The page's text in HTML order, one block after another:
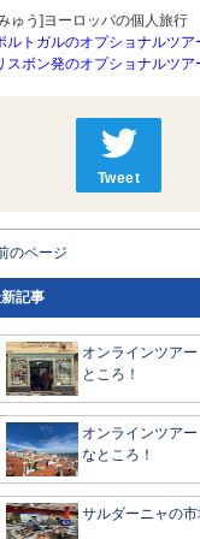
ゅう]ヨーロッパの個人旅行
ルトガルのオプショナルツア
スボン発のオプショナルツア
Tweet
のページ
記事
オンラインツア
ところ！
オンラインツア
なところ！
サルダーニャの